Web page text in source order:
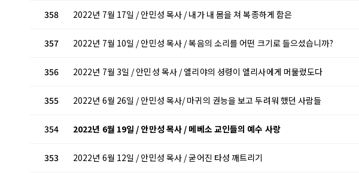
358 2022년 7월 17일 / 안민성 목사 / 내가 내 몸을 쳐 복종하게 함은
357 2022년 7월 10일 / 안민성 목사 / 복음의 소리를 어떤 크기로 들으셨습니까?
356 2022년 7월 3일 / 안민성 목사 / 엘리야의 셩령이 엘리사에게 머물렀도다
355 2022년 6월 26일 / 안민성 목사/ 마귀의 권능을 보고 두려워 했던 사람들
354 2022년 6월 19일 / 안만성 목사 / 메베소 교인들의 예수 사랑
353 2022년 6월 12일 / 안민성 목사 / 굳어진 타성 깨트리기